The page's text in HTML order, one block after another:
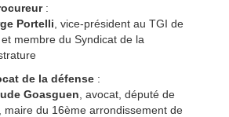
:
Portelli , vice-président au TGI de
et membre du Syndicat de la
de la défense :
Goasguen , avocat, député de
maire du 16ème arrondissement de